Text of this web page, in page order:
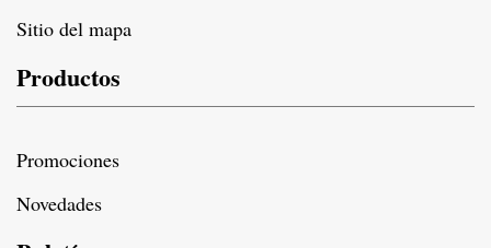
Sitio del mapa
Productos
Promociones
Novedades